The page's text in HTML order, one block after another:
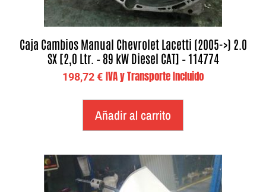
Caja Cambios Manual Chevrolet Lacetti (2005->) 2.0
SX [2,0 Ltr. – 89 kW Diesel CAT] – 114774
198,72€ IVA y Transporte Incluido
Añadir al carrito